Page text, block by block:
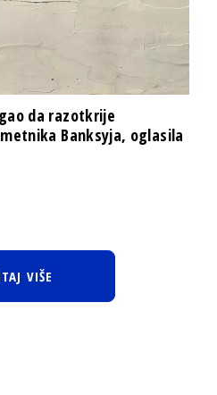
da razotkrije
Banksyja, oglasila
VIŠE